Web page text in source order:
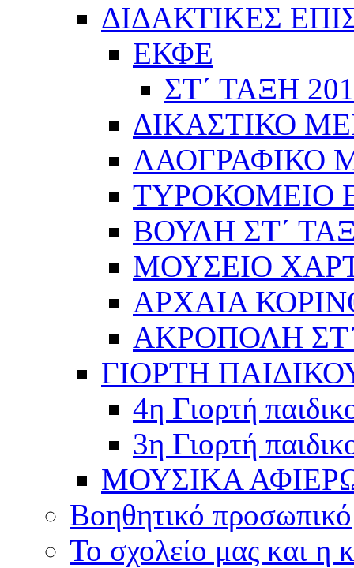
ΔΙΔΑΚΤΙΚΕΣ
ΕΚΦΕ
ΣΤ΄ ΤΑΞΗ
ΔΙΚΑΣΤΙΚΟ
ΛΑΟΓΡΑΦΙΚΟ
ΤΥΡΟΚΟΜΕΙΟ
ΒΟΥΛΗ ΣΤ΄
ΜΟΥΣΕΙΟ
ΑΡΧΑΙΑ
ΑΚΡΟΠΟΛΗ
ΓΙΟΡΤΗ
4η Γιορτή
3η Γιορτή
ΜΟΥΣΙΚΑ
Βοηθητικό προσωπικό
Το σχολείο μας και η